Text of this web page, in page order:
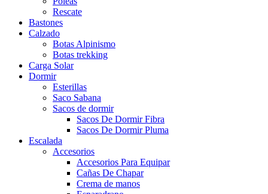
Rescate
Bastones
Calzado
Botas Alpinismo
Botas trekking
Carga Solar
Dormir
Esterillas
Saco Sabana
Sacos de dormir
Sacos De Dormir Fibra
Sacos De Dormir Pluma
Escalada
Accesorios
Accesorios Para Equipar
Cañas De Chapar
Crema de manos